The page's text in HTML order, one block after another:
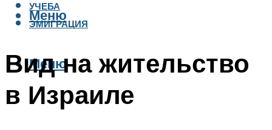
УЧЕБА
ЭМИГРАЦИЯ
Меню
Меню
Вид на жительство
в Израиле